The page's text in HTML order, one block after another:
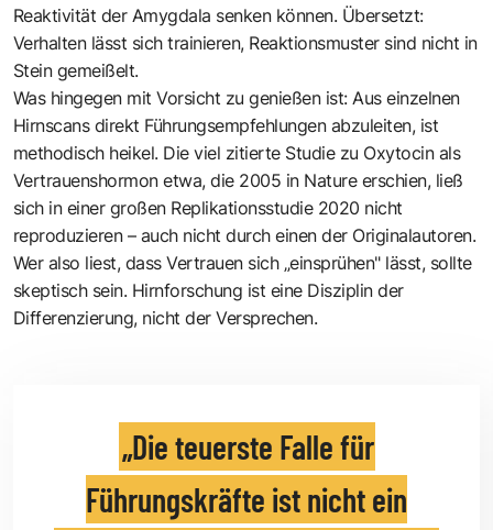
Reaktivität der Amygdala senken können. Übersetzt:
Verhalten lässt sich trainieren, Reaktionsmuster sind nicht in
Stein gemeißelt.
Was hingegen mit Vorsicht zu genießen ist: Aus einzelnen
Hirnscans direkt Führungsempfehlungen abzuleiten, ist
methodisch heikel. Die viel zitierte Studie zu Oxytocin als
Vertrauenshormon etwa, die 2005 in Nature erschien, ließ
sich in einer großen Replikationsstudie 2020 nicht
reproduzieren – auch nicht durch einen der Originalautoren.
Wer also liest, dass Vertrauen sich „einsprühen" lässt, sollte
skeptisch sein. Hirnforschung ist eine Disziplin der
Differenzierung, nicht der Versprechen.
Die teuerste Falle für
Führungskräfte ist nicht ein